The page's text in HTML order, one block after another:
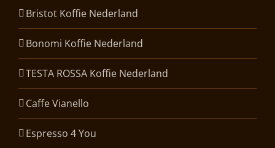
Bristot Koffie Nederland
Bonomi Koffie Nederland
TESTA ROSSA Koffie Nederland
Caffe Vianello
Espresso 4 You